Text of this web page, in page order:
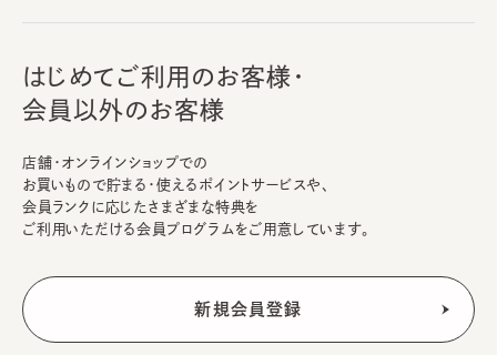
はじめてご利用のお客様・
会員以外のお客様
店舗・オンラインショップでの
お買いもので貯まる・使えるポイントサービスや、
会員ランクに応じたさまざまな特典を
ご利用いただける会員プログラムをご用意しています。